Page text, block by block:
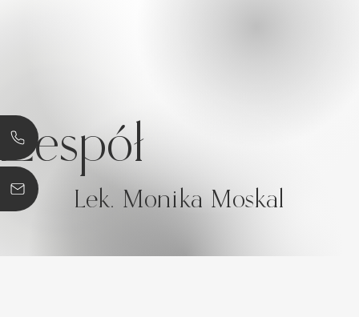
Zespół
Lek. Monika Moskal